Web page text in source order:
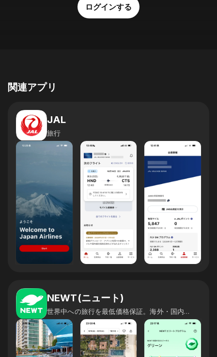
ログインする
関連アプリ
JAL
旅行
NEWT(ニュート)
世界中への旅行を最低価格保証。海外・国内旅行 をかんたん予約